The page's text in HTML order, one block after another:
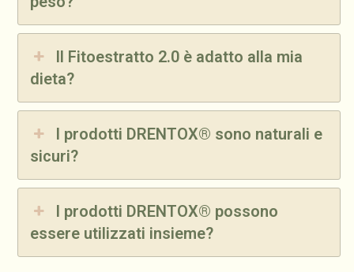
Il Fitoestratto 2.0 è adatto alla mia
dieta?
I prodotti DRENTOX® sono naturali e
sicuri?
I prodotti DRENTOX® possono
essere utilizzati insieme?